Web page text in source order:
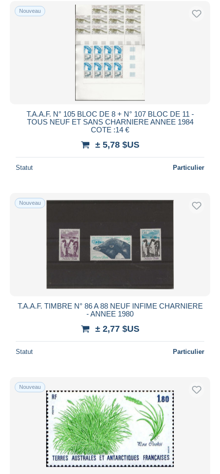
Uniquement en réduction
Livraison gratuite
Méthodes de paiement
PayPal
Virement bancaire
iDeal
Résidence du vendeur
Appliquer
Nouveau
T.A.A.F. N° 105 BLOC DE 8 + N° 107 BLOC DE 11 -
TOUS NEUF ET SANS CHARNIERE ANNEE 1984
COTE :14 €
± 5,78 $US
Statut Particulier
Nouveau
T.A.A.F. TIMBRE N° 86 A 88 NEUF INFIME CHARNIERE
- ANNEE 1980
± 2,77 $US
Statut Particulier
Nouveau